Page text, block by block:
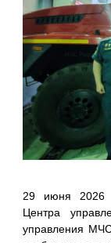
29 июня 2026
Центра
управления